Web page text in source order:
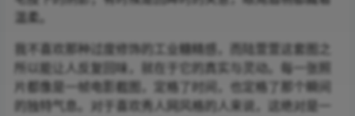
温柔。
我不喜欢那种过度修饰的工业糖精感，而陆萱萱这套图之
所以能让人反复回味，就在于它的真实与灵动。每一张照
片都像是一帧电影截图，定格了时间，也定格了那个瞬间
的独特气息。对于喜欢秀人网风格的人来说，这绝对是一